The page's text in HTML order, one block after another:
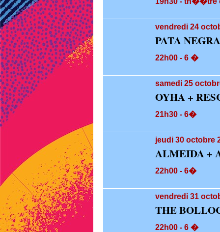
vendredi 24
PATA NEGRA
22h00 - 6 �
samedi 25
OYHA +
21h30 - 6�
jeudi 30 octobre
ALMEIDA +
22h00 - 6�
vendredi 31
THE
22h00 - 6 �